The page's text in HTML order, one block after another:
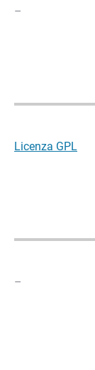
–
Licenza GPL
–